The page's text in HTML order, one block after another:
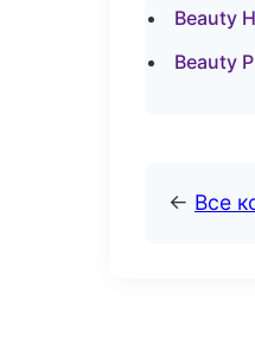
Beauty
Beauty
← Все